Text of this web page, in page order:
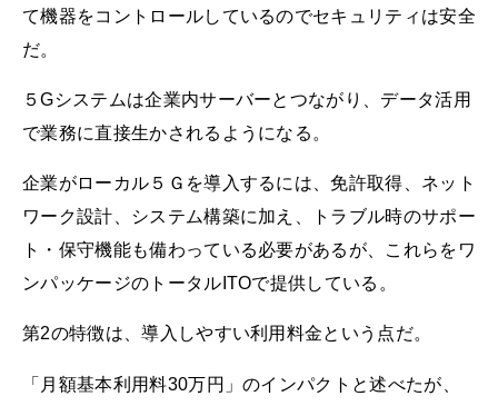
て機器をコントロールしているのでセキュリティは安全
だ。
５Gシステムは企業内サーバーとつながり、データ活用
で業務に直接生かされるようになる。
企業がローカル５Ｇを導入するには、免許取得、ネット
ワーク設計、システム構築に加え、トラブル時のサポー
ト・保守機能も備わっている必要があるが、これらをワ
ンパッケージのトータルITOで提供している。
第2の特徴は、導入しやすい利用料金という点だ。
「月額基本利用料30万円」のインパクトと述べたが、